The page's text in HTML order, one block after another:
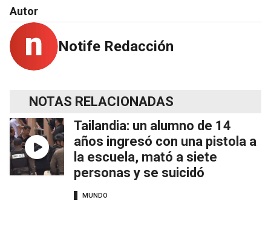
Autor
Notife Redacción
NOTAS RELACIONADAS
Tailandia: un alumno de 14
años ingresó con una pistola a
la escuela, mató a siete
personas y se suicidó
MUNDO